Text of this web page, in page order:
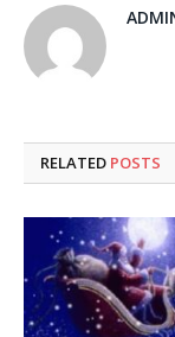
RELATED POSTS